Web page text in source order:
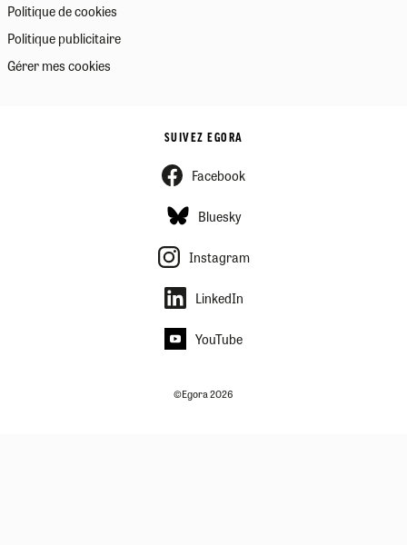
Politique de cookies
Politique publicitaire
Gérer mes cookies
SUIVEZ EGORA
Facebook
Bluesky
Instagram
LinkedIn
YouTube
©Egora 2026